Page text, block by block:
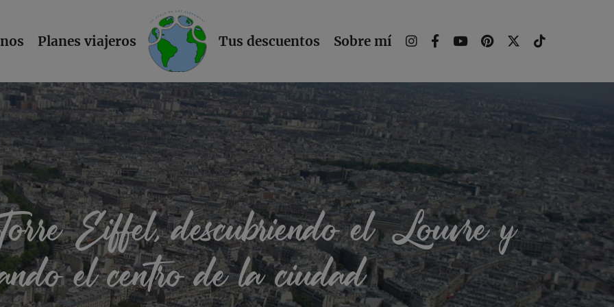
Planes viajeros
L
Tus descuentos
Sobre mí
Eiffel, descubriendo el Louvre y
el centro de la ciudad